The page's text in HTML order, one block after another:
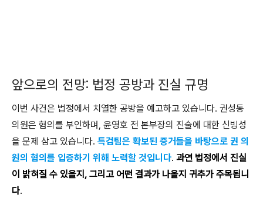
앞으로의 전망: 법정 공방과 진실 규명
이번 사건은 법정에서 치열한 공방을 예고하고 있습니다. 권성동
의원은 혐의를 부인하며, 윤영호 전 본부장의 진술에 대한 신빙성
을 문제 삼고 있습니다. 특검팀은 확보된 증거들을 바탕으로 권 의
원의 혐의를 입증하기 위해 노력할 것입니다. 과연 법정에서 진실
이 밝혀질 수 있을지, 그리고 어떤 결과가 나올지 귀추가 주목됩니
다.